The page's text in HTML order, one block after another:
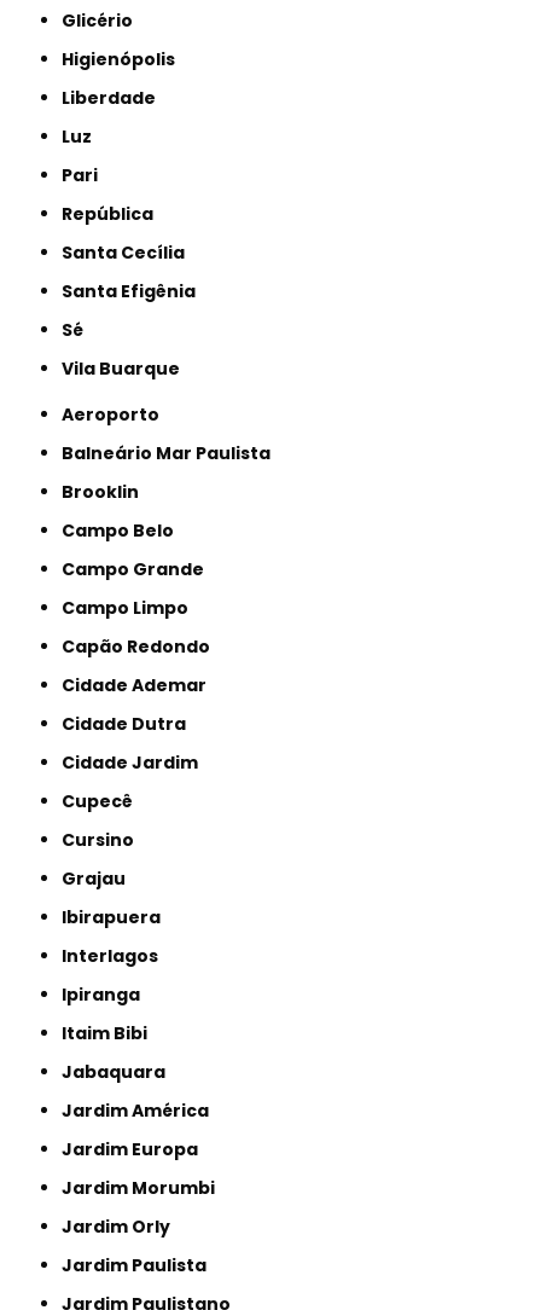
Glicério
Higienópolis
Liberdade
Luz
Pari
República
Santa Cecília
Santa Efigênia
Sé
Vila Buarque
Aeroporto
Balneário Mar Paulista
Brooklin
Campo Belo
Campo Grande
Campo Limpo
Capão Redondo
Cidade Ademar
Cidade Dutra
Cidade Jardim
Cupecê
Cursino
Grajau
Ibirapuera
Interlagos
Ipiranga
Itaim Bibi
Jabaquara
Jardim América
Jardim Europa
Jardim Morumbi
Jardim Orly
Jardim Paulista
Jardim Paulistano